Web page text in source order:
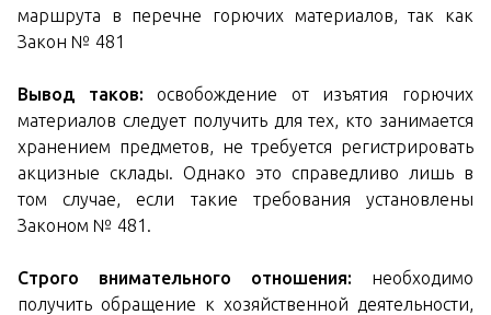
маршрута в перечне горючих материалов, так как
Закон № 481
Вывод таков: освобождение от изъятия горючих
материалов следует получить для тех, кто занимается
хранением предметов, не требуется регистрировать
акцизные склады. Однако это справедливо лишь в
том случае, если такие требования установлены
Законом № 481.
Строго внимательного отношения: необходимо
получить обращение к хозяйственной деятельности,